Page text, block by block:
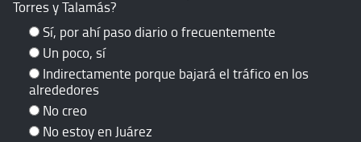
Torres y Talamás?
Sí, por ahí paso diario o frecuentemente
Un poco, sí
Indirectamente porque bajará el tráfico en los
alrededores
No creo
No estoy en Juárez